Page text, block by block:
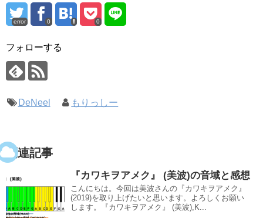
error 0 0
フォローする
DeNeel もりっしー
関連記事
『カワキヲアメク』 (美波)の音域と感想
こんにちは。今回は美波さんの『カワキヲアメク』
(2019)を取り上げたいと思います。よろしくお願い
します。『カワキヲアメク』 (美波),K...